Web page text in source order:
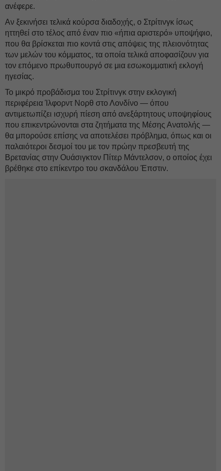
ανέφερε.
Αν ξεκινήσει τελικά κούρσα διαδοχής, ο Στρίτινγκ ίσως
ηττηθεί στο τέλος από έναν πιο «ήπια αριστερό» υποψήφιο,
που θα βρίσκεται πιο κοντά στις απόψεις της πλειονότητας
των μελών του κόμματος, τα οποία τελικά αποφασίζουν για
τον επόμενο πρωθυπουργό σε μια εσωκομματική εκλογή
ηγεσίας.
Το μικρό προβάδισμα του Στρίτινγκ στην εκλογική
περιφέρεια Ίλφορντ Νορθ στο Λονδίνο — όπου
αντιμετωπίζει ισχυρή πίεση από ανεξάρτητους υποψηφίους
που επικεντρώνονται στα ζητήματα της Μέσης Ανατολής —
θα μπορούσε επίσης να αποτελέσει πρόβλημα, όπως και οι
παλαιότεροι δεσμοί του με τον πρώην πρεσβευτή της
Βρετανίας στην Ουάσιγκτον Πίτερ Μάντελσον, ο οποίος έχει
βρέθηκε στο επίκεντρο του σκανδάλου Έπστιν.